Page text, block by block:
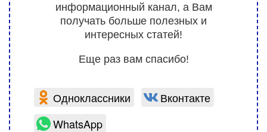
информационный канал, а Вам
получать больше полезных и
интересных статей!
Еще раз вам спасибо!
Одноклассники
Вконтакте
WhatsApp